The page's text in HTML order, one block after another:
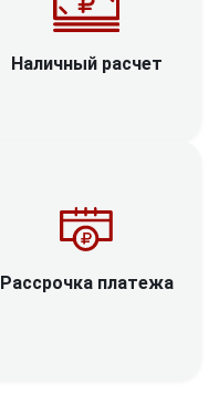
Наличный расчет
Рассрочка платежа